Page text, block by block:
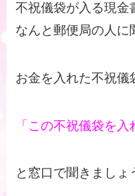
不祝儀袋が入る現金
なんと郵便局の人に
お金を入れた不祝儀
「この不祝儀袋を
と窓口で聞きましょ